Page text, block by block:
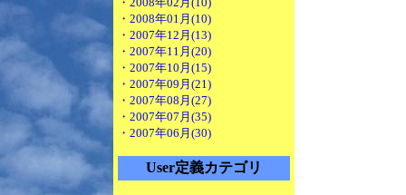
・2008年01月(10)
・2007年12月(13)
・2007年11月(20)
・2007年10月(15)
・2007年09月(21)
・2007年08月(27)
・2007年07月(35)
・2007年06月(30)
User定義カテゴリ